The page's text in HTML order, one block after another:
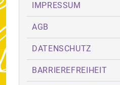
IMPRESSUM
AGB
DATENSCHUTZ
BARRIEREFREIHEIT